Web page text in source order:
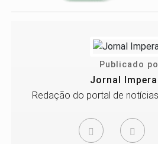
Publicado
Jornal
Redação do portal de